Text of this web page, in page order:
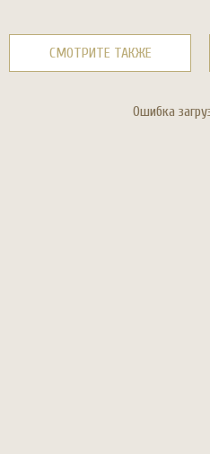
СМОТРИТЕ ТАКЖЕ
Ошибка